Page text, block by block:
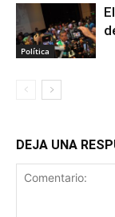
Política
DEJA UNA